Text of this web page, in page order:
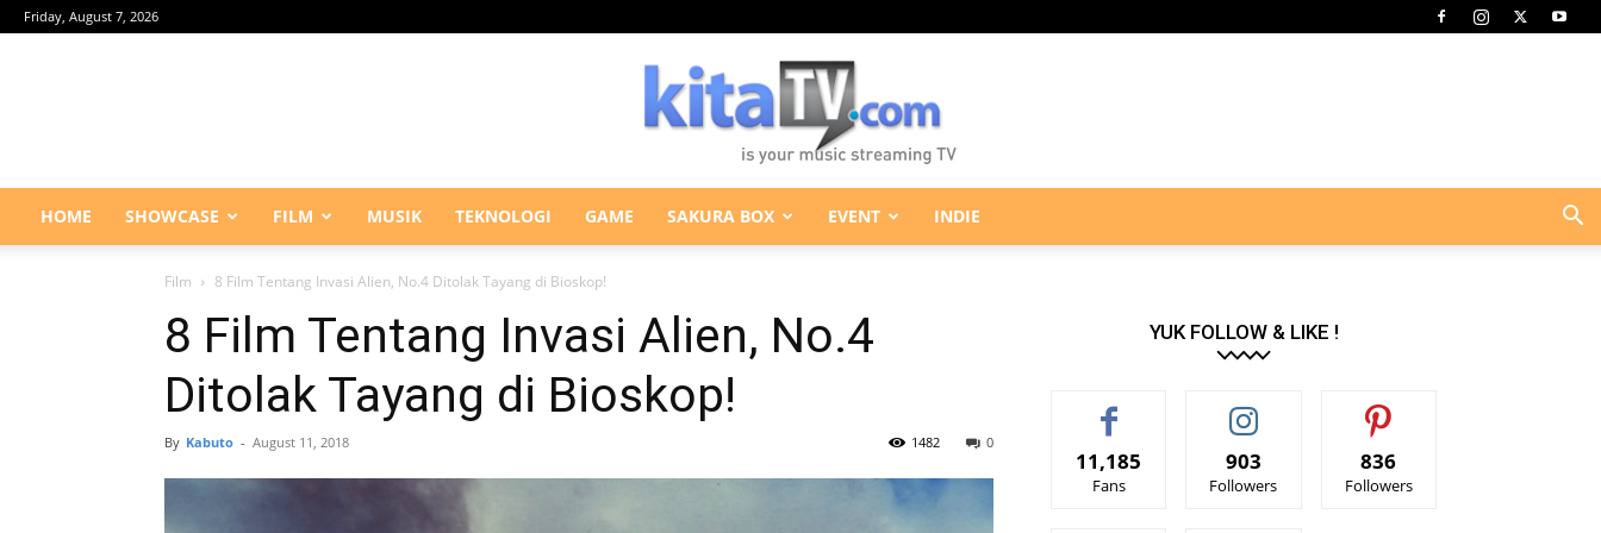
Friday, August 7, 2026
KitaTV.com
HOME SHOWCASE FILM MUSIK TEKNOLOGI GAME SAKURA BOX EVENT INDIE
Film 8 Film Tentang Invasi Alien, No.4 Ditolak Tayang di Bioskop!
8 Film Tentang Invasi Alien, No.4
Ditolak Tayang di Bioskop!
By Kabuto - August 11, 2018 0
1482
YUK FOLLOW & LIKE !
11,185
Fans
903
Followers
836
Followers